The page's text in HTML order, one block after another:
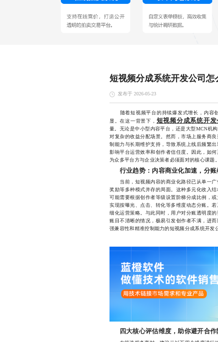
短视频分成系统开发公司怎
发布于 2026-05-23
随着短视频平台的持续爆发式增长，内容
显。在这一背景下， 短视频分成系统开
量。无论是中小型内容平台，还是大型MCN机
对复杂的收益分配场景。然而，市场上服务商
制能力与长期维护支持，导致系统上线后频繁
影响平台运营效率和创作者信任度。因此，如
为众多平台方与企业决策者必须面对的核心课题
行业趋势：内容商业化加速，分
当前，短视频内容的商业化路径已从单一广
奖励等多种模式并存的局面。这种多元化收入
可能需要根据创作者等级设置阶梯分成比例，
实现按曝光、点击、转化等多维度动态分账。
细化运营策略。与此同时，用户对分账透明度
账目不清晰的情况，极易引发创作者不满，进
强兼容性和精准控制能力的短视频分成系统开
四大核心评估维度，助你避开合